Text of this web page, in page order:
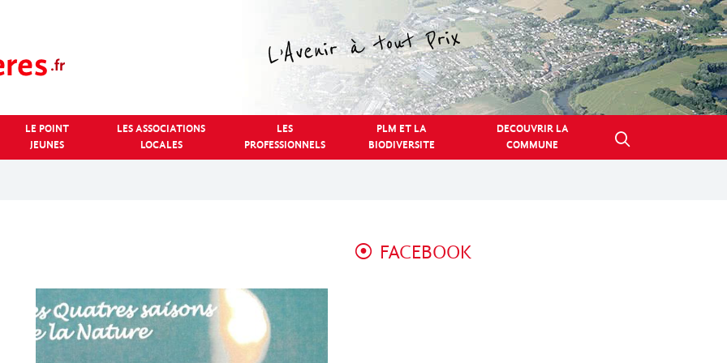
LE POINT
JEUNES
LES ASSOCIATIONS
LOCALES
LES
PROFESSIONNELS
PLM ET LA
BIODIVERSITE
DECOUVRIR LA
COMMUNE
FACEBOOK